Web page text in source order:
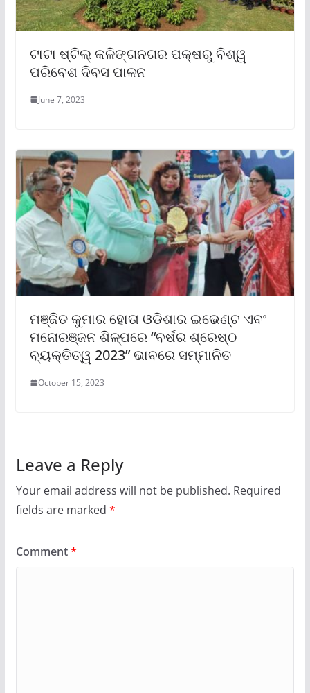
ଟାଟା ଷ୍ଟିଲ୍ କଳିଙ୍ଗନଗର ପକ୍ଷରୁ ବିଶ୍ୱ
ପରିବେଶ ଦିବସ ପାଳନ
June 7, 2023
ମଞ୍ଜିତ କୁମାର ହୋତା ଓଡିଶାର ଇଭେଣ୍ଟ ଏବଂ
ମନୋରଞ୍ଜନ ଶିଳ୍ପରେ “ବର୍ଷର ଶ୍ରେଷ୍ଠ
ବ୍ୟକ୍ତିତ୍ୱ 2023” ଭାବରେ ସମ୍ମାନିତ
October 15, 2023
Leave a Reply
Your email address will not be published. Required
fields are marked *
Comment*